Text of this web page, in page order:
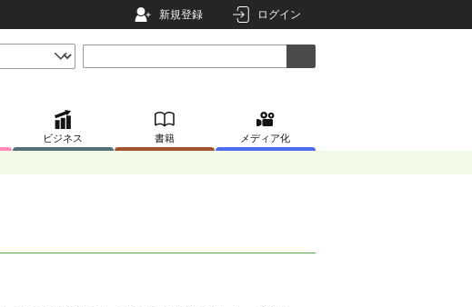
新規登録 ログイン
ビジネス 書籍 メディア化